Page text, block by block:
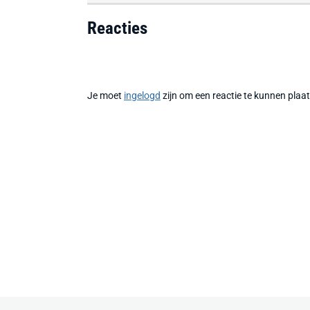
Reacties
Je moet ingelogd zijn om een reactie te kunnen